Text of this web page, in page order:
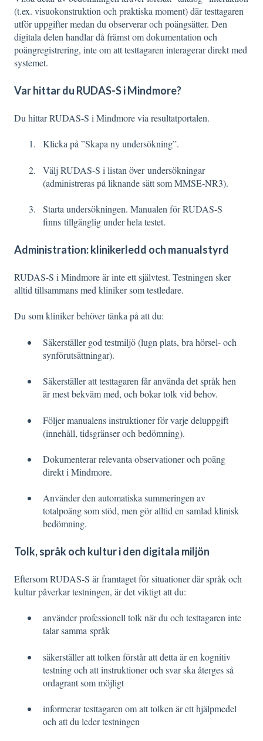
(t.ex. visuokonstruktion och praktiska moment) där testtagaren
utför uppgifter medan du observerar och poängsätter. Den
digitala delen handlar då främst om dokumentation och
poängregistrering, inte om att testtagaren interagerar direkt med
systemet.
Var hittar du RUDAS-S i Mindmore?
Du hittar RUDAS-S i Mindmore via resultatportalen.
Klicka på ”Skapa ny undersökning”.
Välj RUDAS-S i listan över undersökningar
(administreras på liknande sätt som MMSE‑NR3).
Starta undersökningen. Manualen för RUDAS-S
finns tillgänglig under hela testet.
Administration: klinikerledd och manualstyrd
RUDAS-S i Mindmore är inte ett självtest. Testningen sker
alltid tillsammans med kliniker som testledare.
Du som kliniker behöver tänka på att du:
Säkerställer god testmiljö (lugn plats, bra hörsel- och
synförutsättningar).
Säkerställer att testtagaren får använda det språk hen
är mest bekväm med, och bokar tolk vid behov.
Följer manualens instruktioner för varje deluppgift
(innehåll, tidsgränser och bedömning).
Dokumenterar relevanta observationer och poäng
direkt i Mindmore.
Använder den automatiska summeringen av
totalpoäng som stöd, men gör alltid en samlad klinisk
bedömning.
Tolk, språk och kultur i den digitala miljön
Eftersom RUDAS-S är framtaget för situationer där språk och
kultur påverkar testningen, är det viktigt att du:
använder professionell tolk när du och testtagaren inte
talar samma språk
säkerställer att tolken förstår att detta är en kognitiv
testning och att instruktioner och svar ska återges så
ordagrant som möjligt
informerar testtagaren om att tolken är ett hjälpmedel
och att du leder testningen